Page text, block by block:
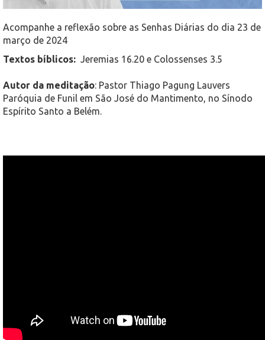
Acompanhe a reflexão sobre as Senhas Diárias do dia 23 de
março de 2024
Textos bíblicos: Jeremias 16.20 e Colossenses 3.5
Autor da meditação: Pastor Thiago Pagung Lauvers
Paróquia de Funil em São José do Mantimento, no Sínodo
Espírito Santo a Belém.